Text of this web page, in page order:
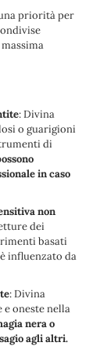
priorità per
: Divina
o guarigioni
di
in caso
non
dei
basati
influenzato da
: Divina
oneste nella
nera o
agli altri.